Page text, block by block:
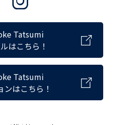
Tatsumi
はこちら！
Tatsumi
ンはこちら！